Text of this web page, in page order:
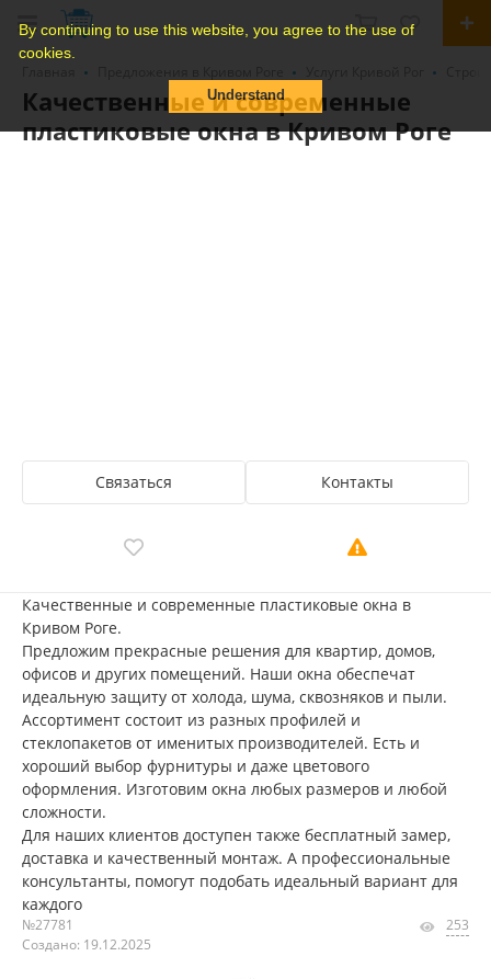
By continuing to use this website, you agree to the use of
cookies.
Understand
Качественные и современные
пластиковые окна в Кривом Роге
Связаться Контакты
Качественные и современные пластиковые окна в
Кривом Роге.
Предложим прекрасные решения для квартир, домов,
офисов и других помещений. Наши окна обеспечат
идеальную защиту от холода, шума, сквозняков и пыли.
Ассортимент состоит из разных профилей и
стеклопакетов от именитых производителей. Есть и
хороший выбор фурнитуры и даже цветового
оформления. Изготовим окна любых размеров и любой
сложности.
Для наших клиентов доступен также бесплатный замер,
доставка и качественный монтаж. А профессиональные
консультанты, помогут подобать идеальный вариант для
каждого
№27781
Создано: 19.12.2025
253